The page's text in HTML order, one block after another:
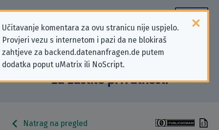
Učitavanje komentara za ovu stranicu nije uspjelo.
Provjeri vezu s internetom i pazi da ne blokiraš
zahtjeve za backend.datenanfragen.de putem
dodatka poput uMatrix ili NoScript.
Podaci kontakta „CyberHealth
GmbH” koji se odnose na zahtjeve
za zaštitu privatnosti
Natrag na pregled